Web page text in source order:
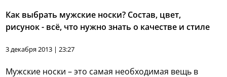
Как выбрать мужские носки? Состав, цвет,
рисунок - всё, что нужно знать о качестве и стиле
3 декабря 2013 | 23:27
Мужские носки – это самая необходимая вещь в